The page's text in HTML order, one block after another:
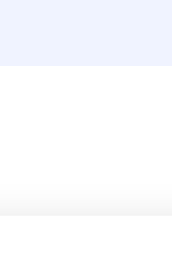
rotoli